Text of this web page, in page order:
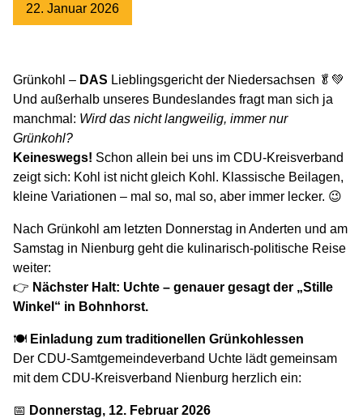
22. Januar 2026
Grünkohl – DAS Lieblingsgericht der Niedersachsen 🥬💚
Und außerhalb unseres Bundeslandes fragt man sich ja
manchmal: Wird das nicht langweilig, immer nur
Grünkohl?
Keineswegs! Schon allein bei uns im CDU-Kreisverband
zeigt sich: Kohl ist nicht gleich Kohl. Klassische Beilagen,
kleine Variationen – mal so, mal so, aber immer lecker. 😉
Nach Grünkohl am letzten Donnerstag in Anderten und am
Samstag in Nienburg geht die kulinarisch-politische Reise
weiter:
👉 Nächster Halt: Uchte – genauer gesagt der „Stille
Winkel“ in Bohnhorst.
🍽 Einladung zum traditionellen Grünkohlessen
Der CDU-Samtgemeindeverband Uchte lädt gemeinsam
mit dem CDU-Kreisverband Nienburg herzlich ein:
📅 Donnerstag, 12. Februar 2026